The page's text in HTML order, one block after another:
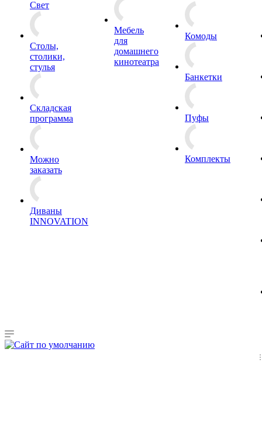
Свет
Столы,
столики,
стулья
Складская
программа
Можно
заказать
Диваны
INNOVATION
Мебель
для
домашнего
кинотеатра
Комоды
Банкетки
Пуфы
Комплекты